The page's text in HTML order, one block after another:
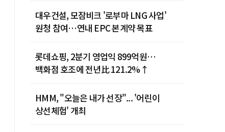
대우건설, 모잠비크 '로부마 LNG 사업'
원청 참여…연내 EPC 본계약 목표
롯데쇼핑, 2분기 영업익 899억원…
백화점 호조에 전년比 121.2%↑
HMM, "오늘은 내가 선장"... '어린이
상선체험' 개최